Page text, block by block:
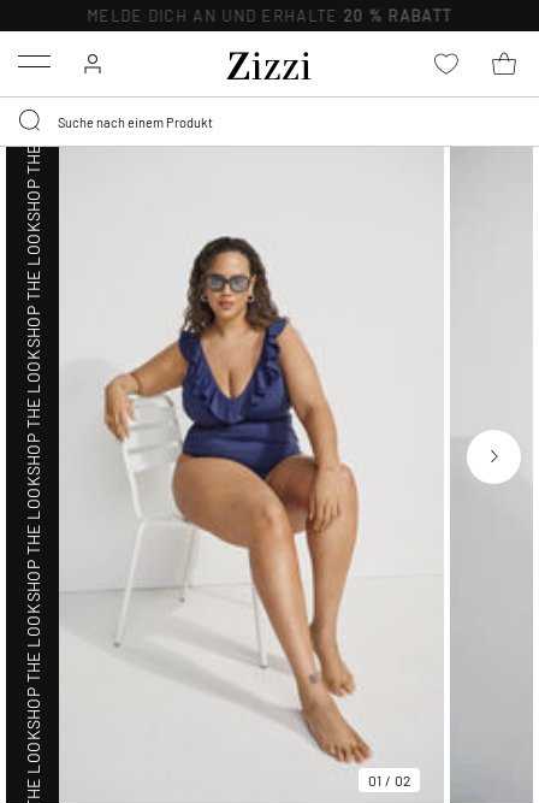
MELDE DICH AN UND ERHALTE 20 % RABATT
Menu
01 / 02
SHOP THE LOOK
SHOP THE LOOK
SHOP THE LOOK
SHOP THE LOOK
SHOP THE LOOK
SHOP THE LOOK